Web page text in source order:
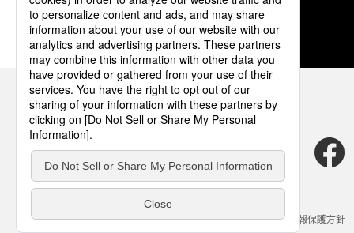
サイトのご利用にあたって クッキーポリシー 個人情報保護方針